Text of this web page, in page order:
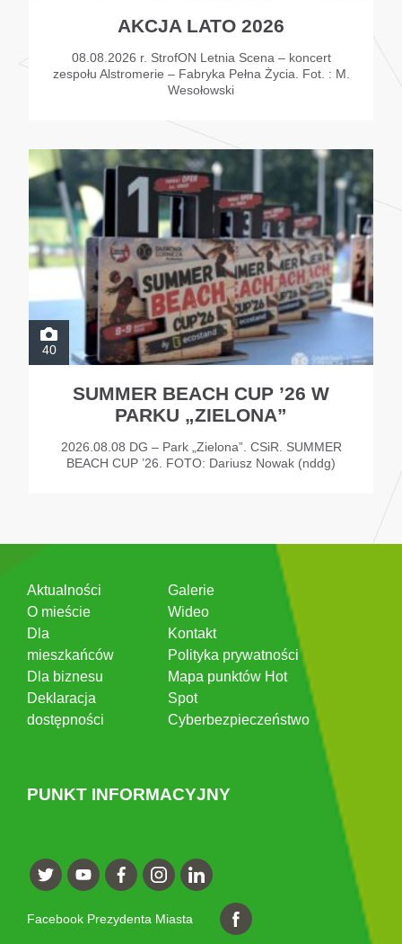
AKCJA LATO 2026
08.08.2026 r. StrofON Letnia Scena – koncert
zespołu Alstromerie – Fabryka Pełna Życia. Fot. : M.
Wesołowski
40
SUMMER BEACH CUP ’26 W
PARKU „ZIELONA”
2026.08.08 DG – Park „Zielona”. CSiR. SUMMER
BEACH CUP ’26. FOTO: Dariusz Nowak (nddg)
Aktualności
O mieście
Dla
mieszkańców
Dla biznesu
Deklaracja
dostępności
Galerie
Wideo
Kontakt
Polityka prywatności
Mapa punktów Hot
Spot
Cyberbezpieczeństwo
PUNKT INFORMACYJNY
Facebook Prezydenta Miasta